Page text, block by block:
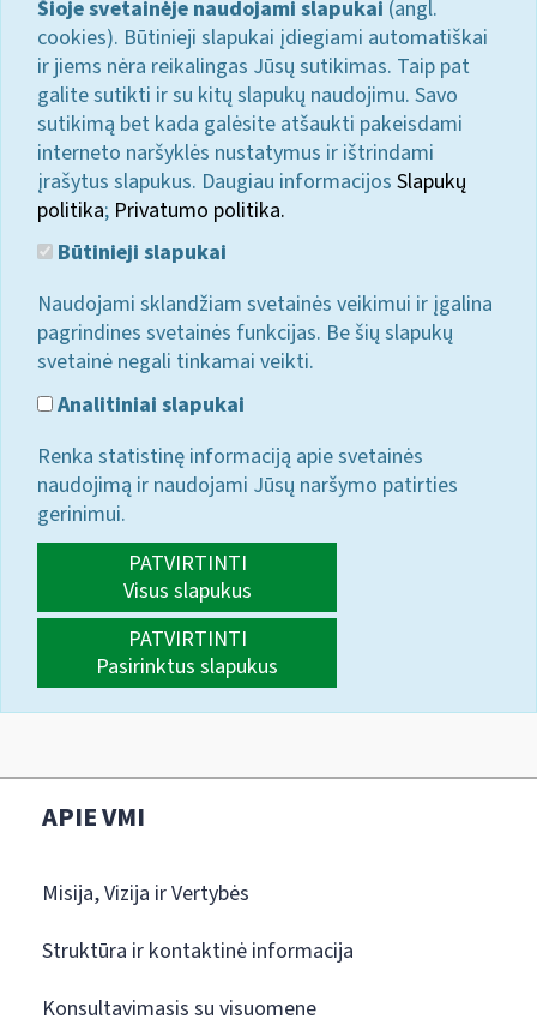
Šioje svetainėje naudojami slapukai (angl.
cookies). Būtinieji slapukai įdiegiami automatiškai
ir jiems nėra reikalingas Jūsų sutikimas. Taip pat
galite sutikti ir su kitų slapukų naudojimu. Savo
sutikimą bet kada galėsite atšaukti pakeisdami
interneto naršyklės nustatymus ir ištrindami
įrašytus slapukus. Daugiau informacijos Slapukų
politika; Privatumo politika.
Būtinieji slapukai
Naudojami sklandžiam svetainės veikimui ir įgalina
pagrindines svetainės funkcijas. Be šių slapukų
svetainė negali tinkamai veikti.
Analitiniai slapukai
Renka statistinę informaciją apie svetainės
naudojimą ir naudojami Jūsų naršymo patirties
gerinimui.
PATVIRTINTI
Visus slapukus
PATVIRTINTI
Pasirinktus slapukus
APIE VMI
Misija, Vizija ir Vertybės
Struktūra ir kontaktinė informacija
Konsultavimasis su visuomene